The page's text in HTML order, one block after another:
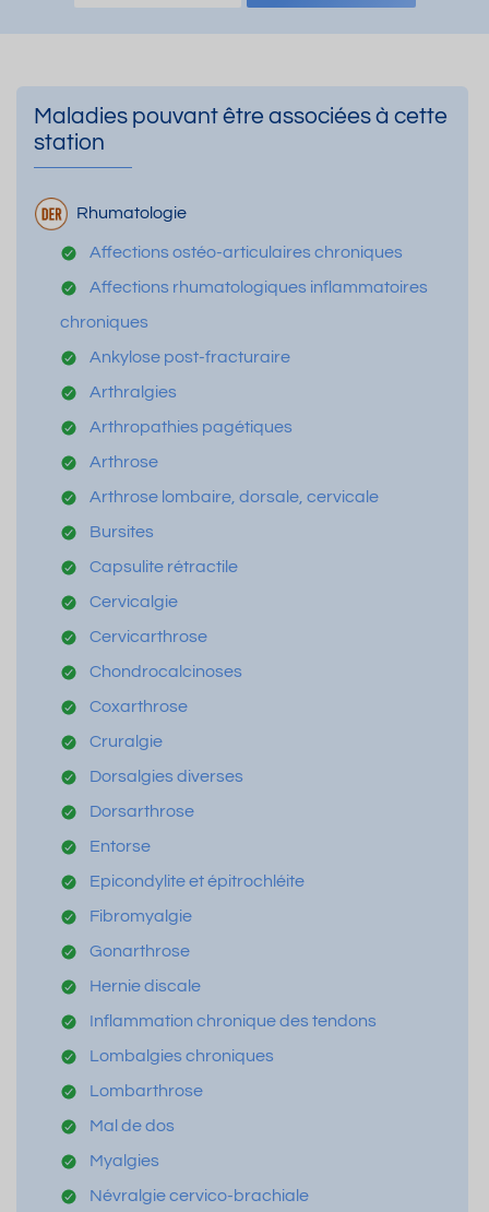
Maladies pouvant être associées à cette
station
Rhumatologie
Affections ostéo-articulaires chroniques
Affections rhumatologiques inflammatoires
chroniques
Ankylose post-fracturaire
Arthralgies
Arthropathies pagétiques
Arthrose
Arthrose lombaire, dorsale, cervicale
Bursites
Capsulite rétractile
Cervicalgie
Cervicarthrose
Chondrocalcinoses
Coxarthrose
Cruralgie
Dorsalgies diverses
Dorsarthrose
Entorse
Epicondylite et épitrochléite
Fibromyalgie
Gonarthrose
Hernie discale
Inflammation chronique des tendons
Lombalgies chroniques
Lombarthrose
Mal de dos
Myalgies
Névralgie cervico-brachiale